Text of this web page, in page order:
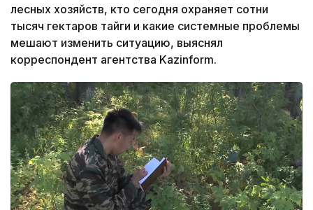
лесных хозяйств, кто сегодня охраняет сотни
тысяч гектаров тайги и какие системные проблемы
мешают изменить ситуацию, выяснял
корреспондент агентства Kazinform.